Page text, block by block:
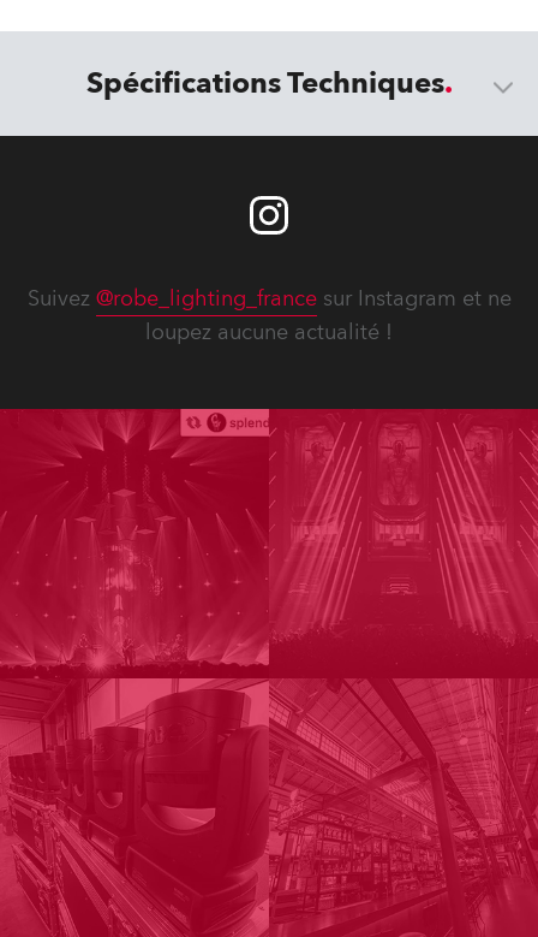
Spécifications Techniques
Suivez @robe_lighting_francesur Instagram et ne
loupez aucune actualité !